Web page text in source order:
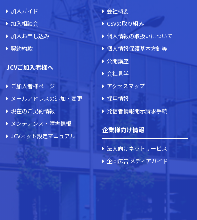
加入ガイド
加入相談会
加入お申し込み
契約約款
JCVご加入者様へ
ご加入者様ページ
メールアドレスの追加・変更
現在のご契約情報
メンテナンス・障害情報
JCVネット設定マニュアル
会社概要
CSVの取り組み
個人情報の取扱いについて
個人情報保護基本方針等
公開講座
会社見学
アクセスマップ
採用情報
発信者情報開示請求手続
企業様向け情報
法人向けネットサービス
企画広告 メディアガイド